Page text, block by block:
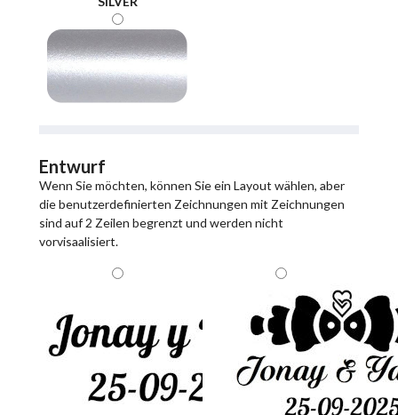
Entwurf
Wenn Sie möchten, können Sie ein Layout wählen, aber
die benutzerdefinierten Zeichnungen mit Zeichnungen
sind auf 2 Zeilen begrenzt und werden nicht
vorvisaalisiert.